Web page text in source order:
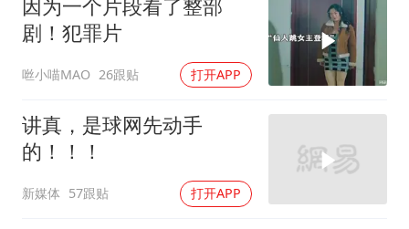
云南一男子胃中取出180颗铁钉
以军士兵把枪口对准中国记者
“开学三件套”全线暴涨
奋力开创中国式现代化建设新局面
因为一个片段看了整部
剧！犯罪片
咝小喵MAO 26跟贴 打开APP
讲真，是球网先动手
的！！！
新媒体 57跟贴 打开APP